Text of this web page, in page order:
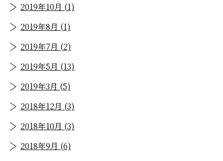
2019年10月 (1)
2019年8月 (1)
2019年7月 (2)
2019年5月 (13)
2019年3月 (5)
2018年12月 (3)
2018年10月 (3)
2018年9月 (6)